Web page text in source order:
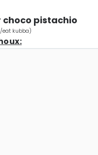
choco pistachio
eat kubba)